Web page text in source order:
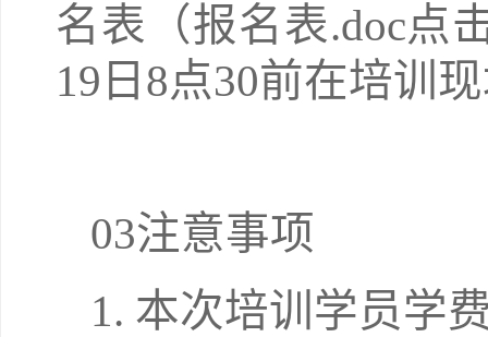
名表（报名表.doc点
19日8点30前在培训
03注意事项
1. 本次培训学员学